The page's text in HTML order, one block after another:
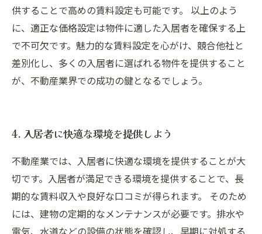
供することで高めの賃料設定も可能です。 以上のよう
に、適正な価格設定は物件に適した入居者を確保する上
で不可欠です。魅力的な賃料設定を心がけ、競合他社と
差別化し、多くの入居者に選ばれる物件を提供すること
が、不動産業界での成功の鍵となるでしょう。
4. 入居者に快適な環境を提供しよう
不動産業では、入居者に快適な環境を提供することが大
切です。入居者が満足できる環境を提供することで、長
期的な賃料収入や良好な口コミが得られます。 そのため
には、建物の定期的なメンテナンスが必要です。排水や
電気、水道などの設備の状態を確認し、早期に対処する